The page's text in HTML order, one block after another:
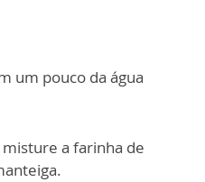
um pouco da água
a farinha de